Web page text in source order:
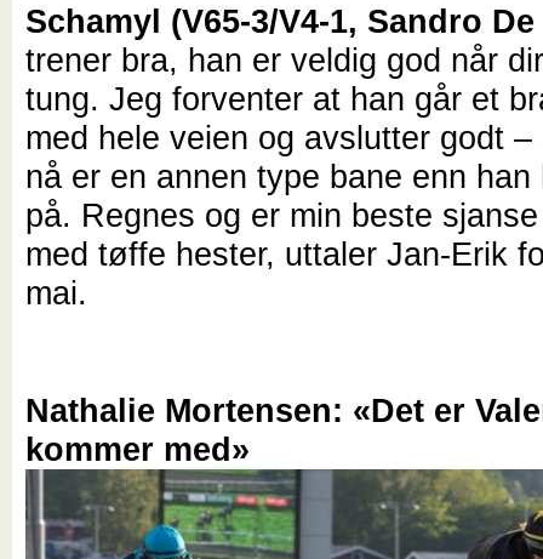
Schamyl (V65-3/V4-1, Sandro
trener bra, han er veldig god når
tung. Jeg forventer at han går et
med hele veien og avslutter godt
nå er en annen type bane enn han
på. Regnes og er min beste
med tøffe hester, uttaler Jan-Erik
mai.
Nathalie Mortensen: «Det er
kommer med»